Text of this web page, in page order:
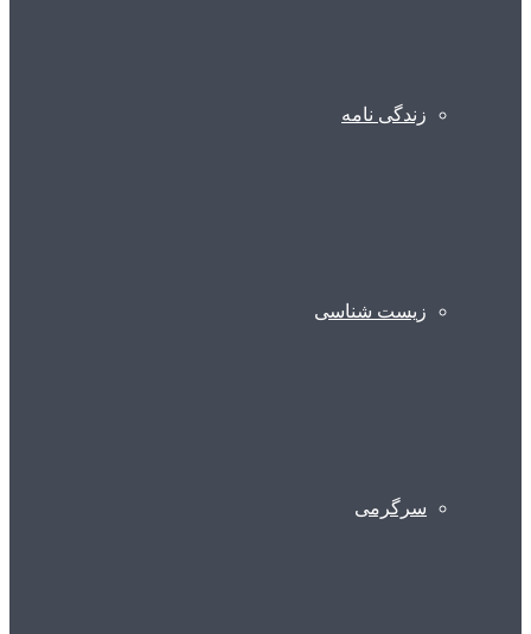
زندگی نامه
زیست شناسی
سرگرمی